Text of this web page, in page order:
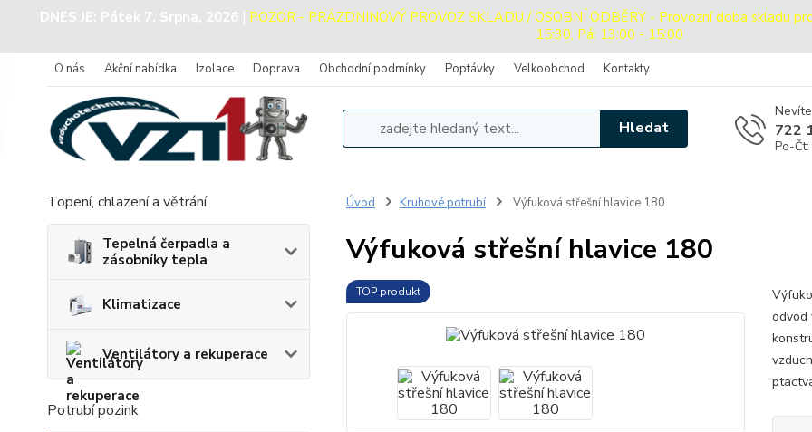
DNES JE: Pátek 7. Srpna, 2026 | POZOR - PRÁZDNINOVÝ PROVOZ SKLADU / OSOBNÍ ODBĚRY - Provozní doba skladu
15:30, Pá: 13:00 - 15:00
O nás Akční nabídka Izolace Doprava Obchodní podmínky Poptávky Velkoobchod Kontakty
Hledat 722
Po-
Topení, chlazení a větrání
Tepelná čerpadla a
zásobníky tepla
Klimatizace
Ventilátory a rekuperace
Potrubí pozink
Úvod Kruhové potrubí Výfuková střešní hlavice 180
Výfuková střešní hlavice 180
TOP produkt
odvod